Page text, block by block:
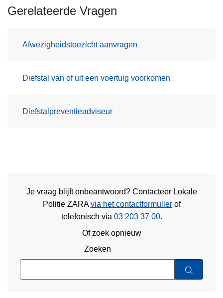
Gerelateerde Vragen
Afwezigheidstoezicht aanvragen
Diefstal van of uit een voertuig voorkomen
Diefstalpreventieadviseur
Je vraag blijft onbeantwoord? Contacteer Lokale
Politie ZARAvia het contactformulierof
telefonisch via 03 203 37 00.
Of zoek opnieuw
Zoeken